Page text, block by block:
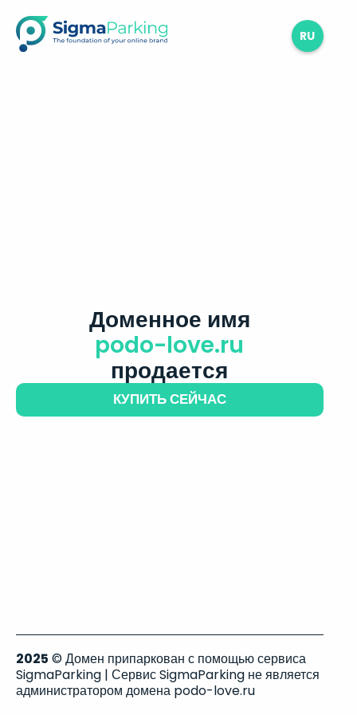
RU
Доменное имя
podo-love.ru
продается
КУПИТЬ СЕЙЧАС
2025 © Домен припаркован с помощью сервиса
SigmaParking | Сервис SigmaParking не является
администратором домена podo-love.ru